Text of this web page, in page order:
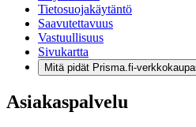
Tietosuojakäytäntö
Saavutettavuus
Vastuullisuus
Sivukartta
Mitä pidät Prisma.fi-
Asiakaspalvelu